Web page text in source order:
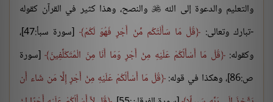
والتعليم والدعوة إلى الله والنصح، وهذا كثير في القرآن كقوله
-تبارك وتعالى:
قُلْ مَا سَأَلْتُكُم مِّنْ أَجْرٍ فَهُوَ لَكُمْ
[سورة سبأ:47]،
وكقوله: قُلْ مَا أَسْأَلُكُمْ عَلَيْهِ مِنْ أَجْرٍ وَمَا أَنَا مِنَ الْمُتَكَلِّفِينَ [سورة
ص:86]، وهكذا في قوله:
قُلْ مَا أَسْأَلُكُمْ عَلَيْهِ مِنْ أَجْرٍ إِلَّا مَن شَاء أَن